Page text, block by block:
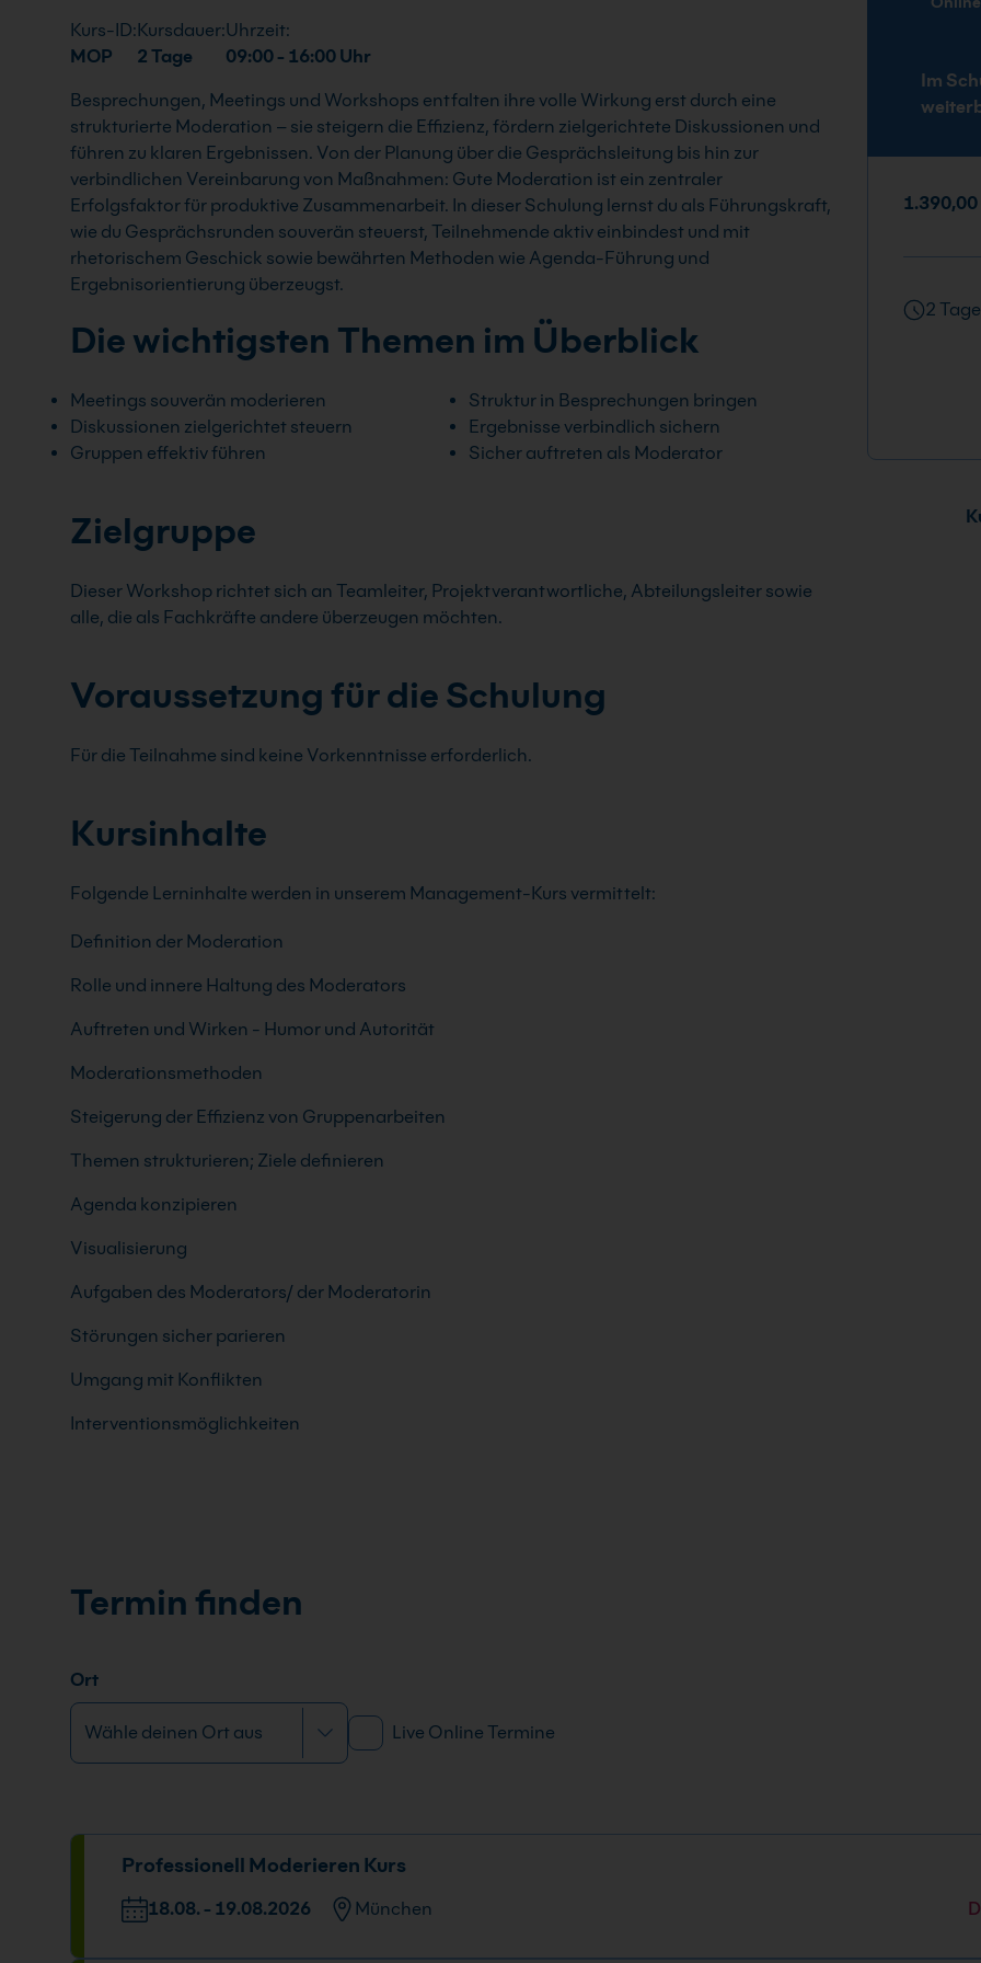
Im
1.390,00
2 Tage
Kurs-ID:
MOP
Kursdauer:
2 Tage
Uhrzeit:
09:00 - 16:00 Uhr
Besprechungen, Meetings und Workshops entfalten ihre volle Wirkung erst durch eine
strukturierte Moderation – sie steigern die Effizienz, fördern zielgerichtete Diskussionen und
führen zu klaren Ergebnissen. Von der Planung über die Gesprächsleitung bis hin zur
verbindlichen Vereinbarung von Maßnahmen: Gute Moderation ist ein zentraler
Erfolgsfaktor für produktive Zusammenarbeit. In dieser Schulung lernst du als Führungskraft,
wie du Gesprächsrunden souverän steuerst, Teilnehmende aktiv einbindest und mit
rhetorischem Geschick sowie bewährten Methoden wie Agenda-Führung und
Ergebnisorientierung überzeugst.
Die wichtigsten Themen im Überblick
Meetings souverän moderieren
Diskussionen zielgerichtet steuern
Gruppen effektiv führen
Struktur in Besprechungen bringen
Ergebnisse verbindlich sichern
Sicher auftreten als Moderator
Zielgruppe
Dieser Workshop richtet sich an Teamleiter, Projektverantwortliche, Abteilungsleiter sowie
alle, die als Fachkräfte andere überzeugen möchten.
Voraussetzung für die Schulung
Für die Teilnahme sind keine Vorkenntnisse erforderlich.
Kursinhalte
Folgende Lerninhalte werden in unserem Management-Kurs vermittelt:
Definition der Moderation
Rolle und innere Haltung des Moderators
Auftreten und Wirken - Humor und Autorität
Moderationsmethoden
Steigerung der Effizienz von Gruppenarbeiten
Themen strukturieren; Ziele definieren
Agenda konzipieren
Visualisierung
Aufgaben des Moderators/ der Moderatorin
Störungen sicher parieren
Umgang mit Konflikten
Interventionsmöglichkeiten
Termin finden
Ort
Live Online Termine
Professionell Moderieren Kurs
18.08. - 19.08.2026 München